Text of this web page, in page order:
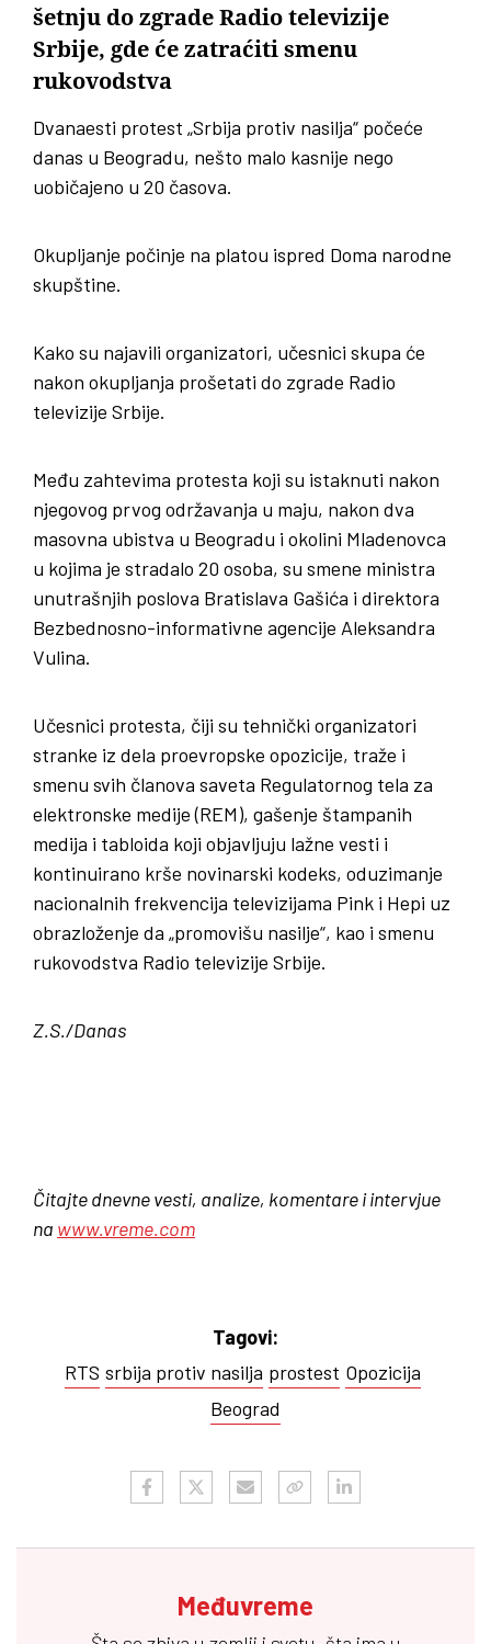
šetnju do zgrade Radio televizije
Srbije, gde će zatraćiti smenu
rukovodstva
Dvanaesti protest „Srbija protiv nasilja“ počeće
danas u Beogradu, nešto malo kasnije nego
uobičajeno u 20 časova.
Okupljanje počinje na platou ispred Doma narodne
skupštine.
Kako su najavili organizatori, učesnici skupa će
nakon okupljanja prošetati do zgrade Radio
televizije Srbije.
Među zahtevima protesta koji su istaknuti nakon
njegovog prvog održavanja u maju, nakon dva
masovna ubistva u Beogradu i okolini Mladenovca
u kojima je stradalo 20 osoba, su smene ministra
unutrašnjih poslova Bratislava Gašića i direktora
Bezbednosno-informativne agencije Aleksandra
Vulina.
Učesnici protesta, čiji su tehnički organizatori
stranke iz dela proevropske opozicije, traže i
smenu svih članova saveta Regulatornog tela za
elektronske medije (REM), gašenje štampanih
medija i tabloida koji objavljuju lažne vesti i
kontinuirano krše novinarski kodeks, oduzimanje
nacionalnih frekvencija televizijama Pink i Hepi uz
obrazloženje da „promovišu nasilje“, kao i smenu
rukovodstva Radio televizije Srbije.
Z.S./Danas
Čitajte dnevne vesti, analize, komentare i intervjue
na www.vreme.com
Tagovi:
RTS srbija protiv nasilja prostest Opozicija
Beograd
Međuvreme